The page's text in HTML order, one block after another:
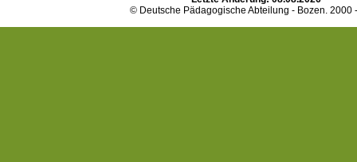
© Deutsche Pädagogische Abteilung - Bozen. 2000